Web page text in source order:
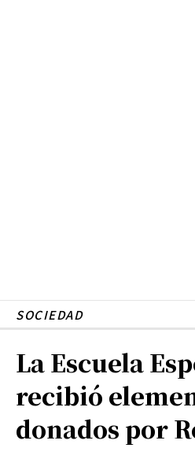
SOCIEDAD
La Escuela
recibió
donados por